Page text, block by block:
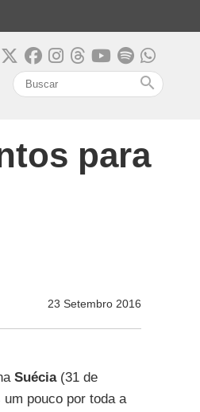
search
para
23 Setembro 2016
Suécia(31 de
pouco por toda a